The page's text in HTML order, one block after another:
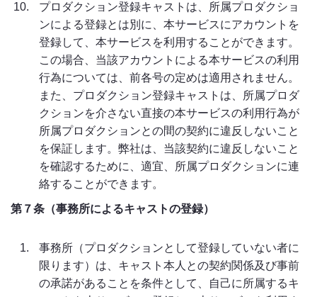
プロダクション登録キャストは、所属プロダクショ
ンによる登録とは別に、本サービスにアカウントを
登録して、本サービスを利用することができます。
この場合、当該アカウントによる本サービスの利用
行為については、前各号の定めは適用されません。
また、プロダクション登録キャストは、所属プロダ
クションを介さない直接の本サービスの利用行為が
所属プロダクションとの間の契約に違反しないこと
を保証します。弊社は、当該契約に違反しないこと
を確認するために、適宜、所属プロダクションに連
絡することができます。
第７条（事務所によるキャストの登録）
事務所（プロダクションとして登録していない者に
限ります）は、キャスト本人との契約関係及び事前
の承諾があることを条件として、自己に所属するキ